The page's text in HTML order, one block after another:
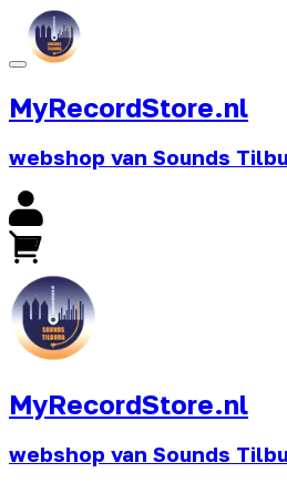
MyRecordStore.nl
webshop van Sounds
MyRecordStore.nl
webshop van Sounds